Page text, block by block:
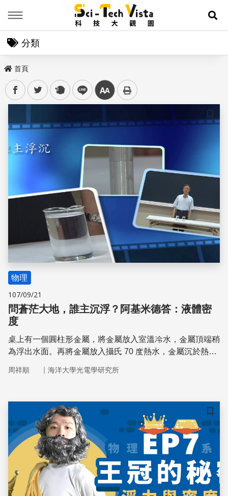
展
分類
首頁
facebooktwitter plurk line 中
儲存
物理
107/09/21
問蒼茫大地，誰主沉浮？阿基米德答：液體密
度
桌上有一個圓柱形金屬，將金屬放入室溫冷水，金屬頂端稍
為浮出水面。再將金屬放入攝氏 70 度熱水，金屬沉於熱水
小於室溫冷水密度，因此浮於冷水表面。水的溫度上升密度
周祥順 ｜ 海洋大學光電學研究所
儲存